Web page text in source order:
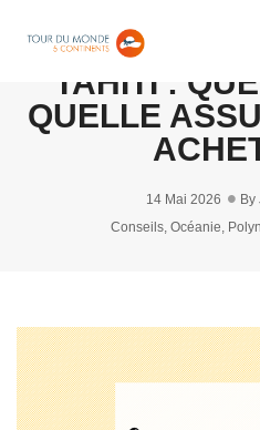
CONDUIRE
TAHITI :
QUELLE
14 Mai 2026 By
Conseils, Océanie,